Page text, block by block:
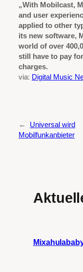
„With Mobilcast,
and user
applied to other
its new software,
world of over
still have to pay
charges.
via: Digital Music
←
Universal wird
Mobilfunkanbieter